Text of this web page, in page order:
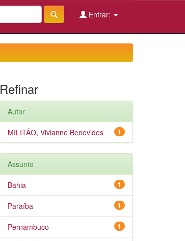
Entrar:
Refinar
Autor
1
MILITÃO, Vivianne Benevides
Assunto
1
Bahia
1
Paraíba
1
Pernambuco